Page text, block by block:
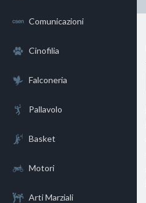
Comunicazioni
Cinofilia
Falconeria
Pallavolo
Basket
Motori
Arti Marziali